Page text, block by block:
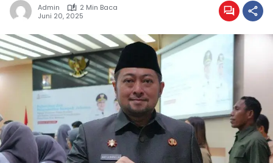
Admin
2 Min Baca
Juni 20, 2025